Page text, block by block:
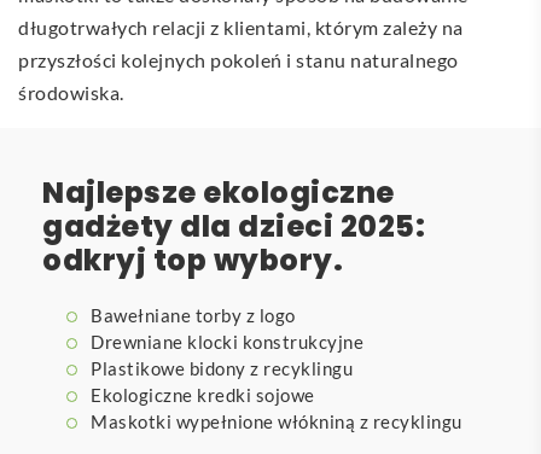
długotrwałych relacji z klientami, którym zależy na
przyszłości kolejnych pokoleń i stanu naturalnego
środowiska.
Najlepsze ekologiczne
gadżety dla dzieci 2025:
odkryj top wybory.
Bawełniane torby z logo
Drewniane klocki konstrukcyjne
Plastikowe bidony z recyklingu
Ekologiczne kredki sojowe
Maskotki wypełnione włókniną z recyklingu